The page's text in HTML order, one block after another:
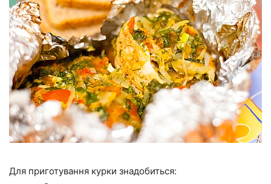
Для приготування курки знадобиться: